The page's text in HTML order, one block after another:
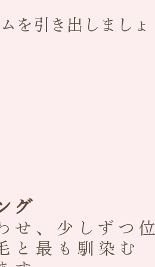
を引き出しましょ
グ
せ、少しずつ位
と最も馴染む